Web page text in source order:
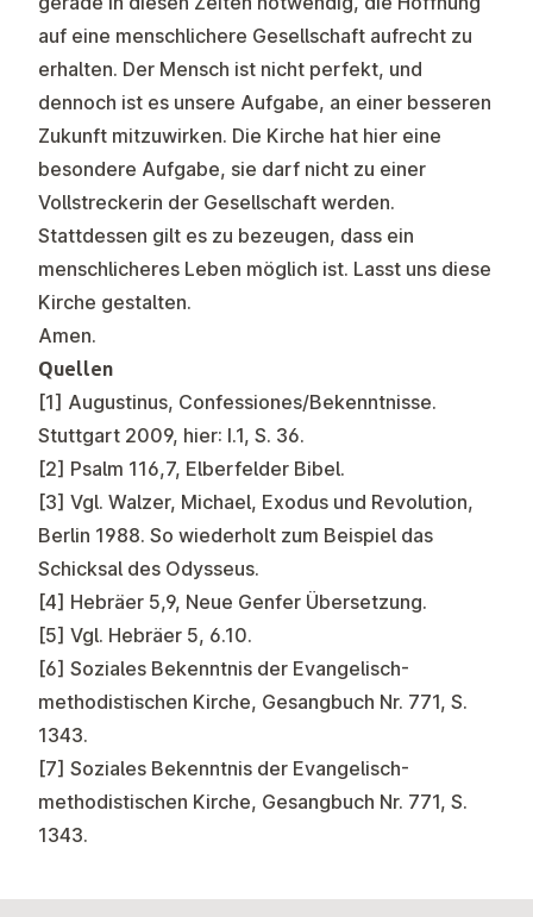
auf eine menschlichere Gesellschaft aufrecht zu
erhalten. Der Mensch ist nicht perfekt, und
dennoch ist es unsere Aufgabe, an einer besseren
Zukunft mitzuwirken. Die Kirche hat hier eine
besondere Aufgabe, sie darf nicht zu einer
Vollstreckerin der Gesellschaft werden.
Stattdessen gilt es zu bezeugen, dass ein
menschlicheres Leben möglich ist. Lasst uns diese
Kirche gestalten.
Amen.
Quellen
[1] Augustinus, Confessiones/Bekenntnisse.
Stuttgart 2009, hier: I.1, S. 36.
[2] Psalm 116,7, Elberfelder Bibel.
[3] Vgl. Walzer, Michael, Exodus und Revolution,
Berlin 1988. So wiederholt zum Beispiel das
Schicksal des Odysseus.
[4] Hebräer 5,9, Neue Genfer Übersetzung.
[5] Vgl. Hebräer 5, 6.10.
[6] Soziales Bekenntnis der Evangelisch-
methodistischen Kirche, Gesangbuch Nr. 771, S.
1343.
[7] Soziales Bekenntnis der Evangelisch-
methodistischen Kirche, Gesangbuch Nr. 771, S.
1343.